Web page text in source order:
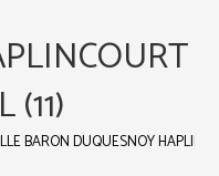
BARON DUQUESNOY